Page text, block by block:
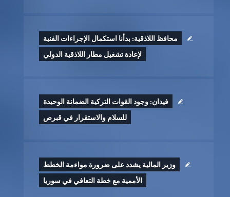
محافظ اللاذقية: بدأنا استكمال الإجراءات الفنية
لإعادة تشغيل مطار اللاذقية الدولي
فيدان: وجود القوات التركية الضمانة الوحيدة
للسلام والاستقرار في قبرص
وزير المالية يشدد على ضرورة مواءمة الخطط
الأممية مع خطة التعافي في سوريا